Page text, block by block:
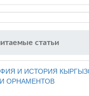
статьи
И ИСТОРИЯ
ОРНАМЕНТОВ